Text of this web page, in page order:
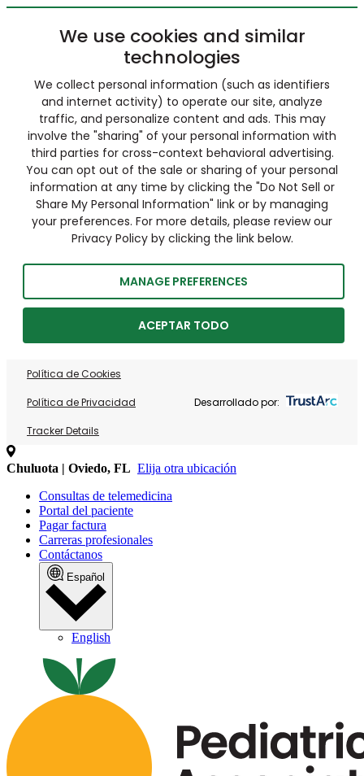
We use cookies and similar
technologies
We collect personal information (such as identifiers
and internet activity) to operate our site, analyze
traffic, and personalize content and ads. This may
involve the "sharing" of your personal information with
third parties for cross-context behavioral advertising.
You can opt out of the sale or sharing of your personal
information at any time by clicking the "Do Not Sell or
Share My Personal Information" link or by managing
your preferences. For more details, please review our
Privacy Policy by clicking the link below.
MANAGE PREFERENCES
ACEPTAR TODO
Política de Cookies
Política de Privacidad
Tracker Details
Desarrollado por:
Chuluota | Oviedo, FL Elija otra ubicación
Consultas de telemedicina
Portal del paciente
Pagar factura
Carreras profesionales
Contáctanos
Español
English